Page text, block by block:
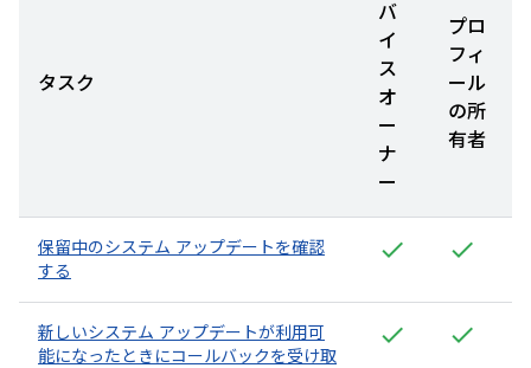
タスク
バ
イ
ス
オ
ー
ナ
ー
プロ
フィ
ール
の所
有者
保留中のシステム アップデートを確認
する
新しいシステム アップデートが利用可
能になったときにコールバックを受け取